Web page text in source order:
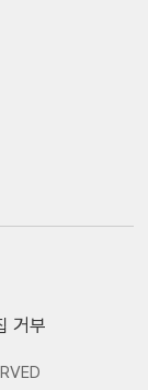
거부